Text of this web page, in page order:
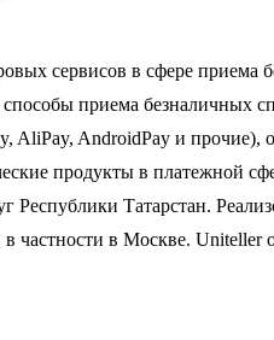
сервисов в сфере
приема безналичных
AndroidPay и прочие),
продукты в платежной
Республики Татарстан.
в Москве. Uniteller